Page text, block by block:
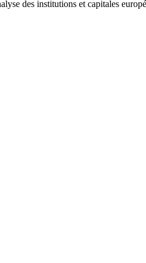
des institutions et capitales